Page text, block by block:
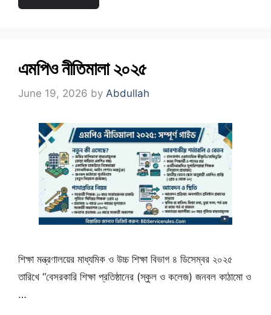
এমপিও নীতিমালা ২০২৫
June 19, 2026 by Abdullah
শিক্ষা মন্ত্রণালয়ের মাধ্যমিক ও উচ্চ শিক্ষা বিভাগ ৪ ডিসেম্বর ২০২৫
তারিখে “বেসরকারি শিক্ষা প্রতিষ্ঠানের (স্কুল ও কলেজ) জনবল কাঠামো ও
…